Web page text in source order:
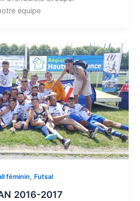
équipe
féminin, Futsal
2016-2017